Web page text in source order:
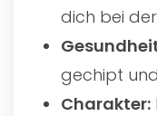
dich bei
gechipt
Charakter: